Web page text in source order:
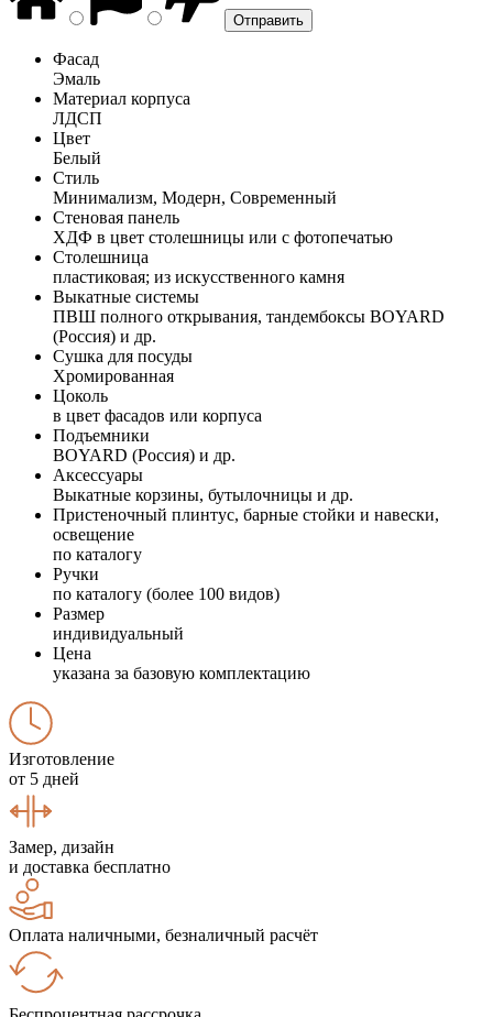
Фасад
Эмаль
Материал корпуса
ЛДСП
Цвет
Белый
Стиль
Минимализм, Модерн, Современный
Стеновая панель
ХДФ в цвет столешницы или с фотопечатью
Столешница
пластиковая; из искусственного камня
Выкатные системы
ПВШ полного открывания, тандембоксы BOYARD
(Россия) и др.
Сушка для посуды
Хромированная
Цоколь
в цвет фасадов или корпуса
Подъемники
BOYARD (Россия) и др.
Аксессуары
Выкатные корзины, бутылочницы и др.
Пристеночный плинтус, барные стойки и навески,
освещение
по каталогу
Ручки
по каталогу (более 100 видов)
Размер
индивидуальный
Цена
указана за базовую комплектацию
Изготовление
от 5 дней
Замер, дизайн
и доставка бесплатно
Оплата наличными, безналичный расчёт